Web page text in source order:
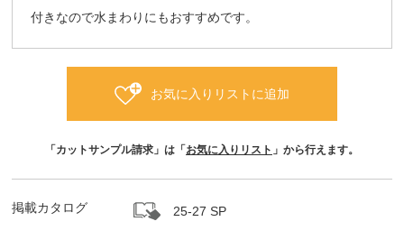
付きなので水まわりにもおすすめです。
お気に入りリストに追加
「カットサンプル請求」は「 お気に入りリスト 」から行えます。
掲載カタログ 25-27 SP